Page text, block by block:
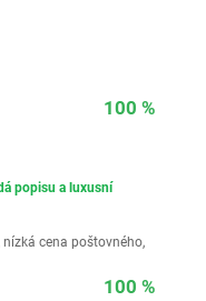
100 %
popisu a luxusní
cena poštovného,
100 %